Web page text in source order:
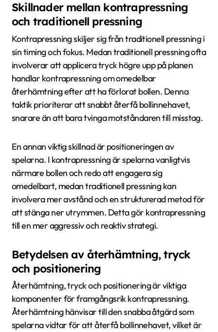
Skillnader mellan kontrapressning
och traditionell pressning
Kontrapressning skiljer sig från traditionell pressning i
sin timing och fokus. Medan traditionell pressning ofta
involverar att applicera tryck högre upp på planen
handlar kontrapressning om omedelbar
återhämtning efter att ha förlorat bollen. Denna
taktik prioriterar att snabbt återfå bollinnehavet,
snarare än att bara tvinga motståndaren till misstag.
En annan viktig skillnad är positioneringen av
spelarna. I kontrapressning är spelarna vanligtvis
närmare bollen och redo att engagera sig
omedelbart, medan traditionell pressning kan
involvera mer avstånd och en strukturerad metod för
att stänga ner utrymmen. Detta gör kontrapressning
till en mer aggressiv och reaktiv strategi.
Betydelsen av återhämtning, tryck
och positionering
Återhämtning, tryck och positionering är viktiga
komponenter för framgångsrik kontrapressning.
Återhämtning hänvisar till den snabba åtgärd som
spelarna vidtar för att återfå bollinnehavet, vilket är